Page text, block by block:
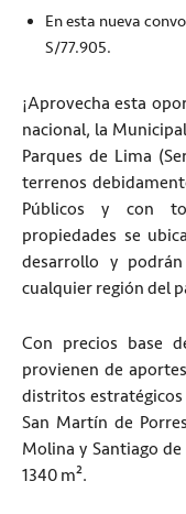
En esta nueva
S/77.905.
¡Aprovecha esta
nacional, la
Parques de Lima
terrenos
Públicos y con
propiedades se
desarrollo y
cualquier región del
Con precios base
provienen de
distritos estratégicos
San Martín de
Molina y Santiago
1340 m².